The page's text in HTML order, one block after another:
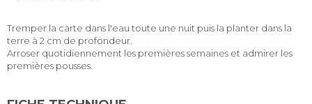
Tremper la carte dans l'eau toute une nuit puis la planter dans la
terre à 2 cm de profondeur.
Arroser quotidiennement les premières semaines et admirer les
premières pousses.